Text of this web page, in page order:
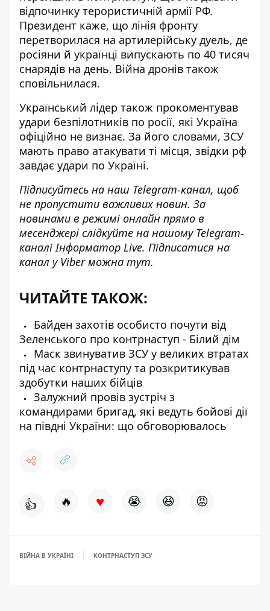
відпочинку терористичній армії РФ.
Президент каже, що лінія фронту
перетворилася на артилерійську дуель, де
росіяни й українці випускають по 40 тисяч
снарядів на день. Війна дронів також
сповільнилася.
Український лідер також прокоментував
удари безпілотників по росії, які Україна
офіційно не визнає. За його словами, ЗСУ
мають право атакувати ті місця, звідки рф
завдає удари по Україні.
Підписуйтесь на наш Telegram-канал, щоб
не пропустити важливих новин. За
новинами в режимі онлайн прямо в
месенджері слідкуйте на нашому Telegram-
каналіІнформатор Live. Підписатися на
канал у Viber можна тут.
ЧИТАЙТЕ ТАКОЖ:
Байден захотів особисто почути від
Зеленського про контрнаступ - Білий дім
Маск звинуватив ЗСУ у великих втратах
під час контрнаступу та розкритикував
здобутки наших бійців
Залужний провів зустріч з
командирами бригад, які ведуть бойові дії
на півдні України : що обговорювалось
👍 🔥 ♥ 😭 😆 😡
ВІЙНА В УКРАЇНІ КОНТРНАСТУП ЗСУ